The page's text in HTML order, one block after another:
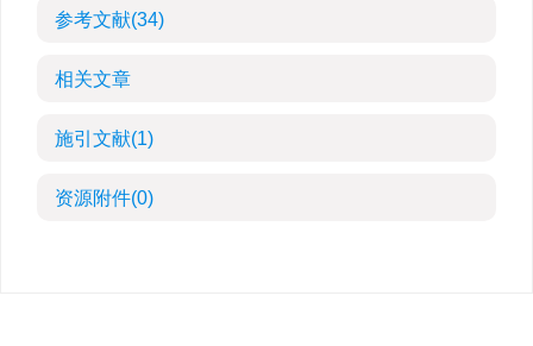
参考文献(34)
相关文章
施引文献(1)
资源附件(0)